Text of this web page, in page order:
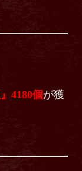
4180個が獲